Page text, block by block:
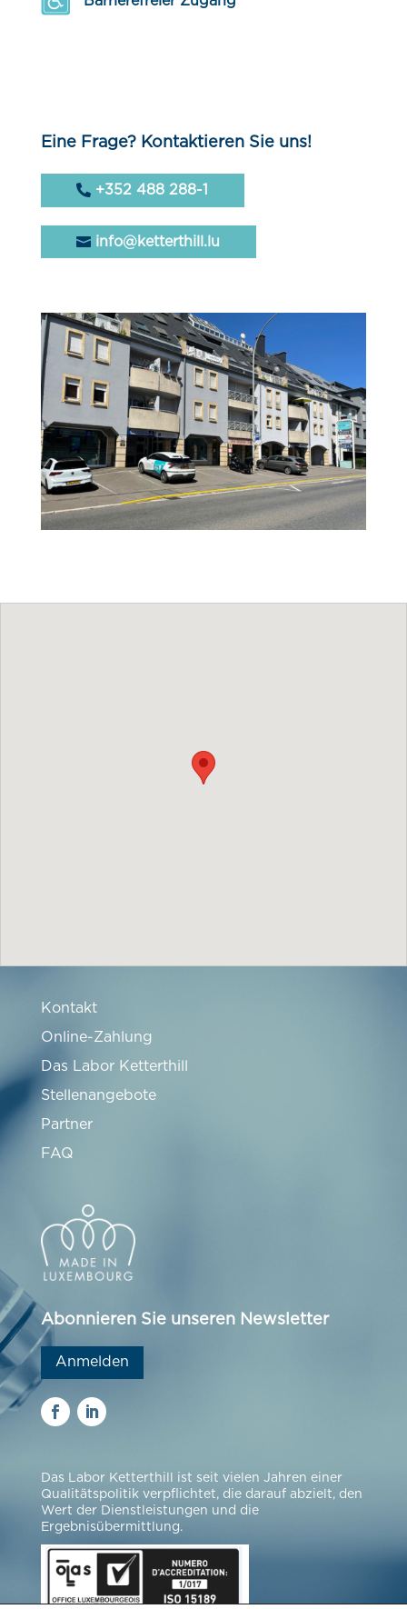
Eine Frage? Kontaktieren Sie uns!
+352 488 288-1
info@ketterthill.lu
Kontakt
Online-Zahlung
Das Labor Ketterthill
Stellenangebote
Partner
FAQ
Abonnieren Sie unseren Newsletter
Anmelden
Das Labor Ketterthill ist seit vielen Jahren einer
Qualitätspolitik verpflichtet, die darauf abzielt, den
Wert der Dienstleistungen und die
Ergebnisübermittlung.